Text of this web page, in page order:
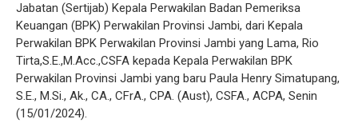
Jabatan (Sertijab) Kepala Perwakilan Badan Pemeriksa
Keuangan (BPK) Perwakilan Provinsi Jambi, dari Kepala
Perwakilan BPK Perwakilan Provinsi Jambi yang Lama, Rio
Tirta,S.E.,M.Acc.,CSFA kepada Kepala Perwakilan BPK
Perwakilan Provinsi Jambi yang baru Paula Henry Simatupang,
S.E., M.Si., Ak., CA., CFrA., CPA. (Aust), CSFA., ACPA, Senin
(15/01/2024).